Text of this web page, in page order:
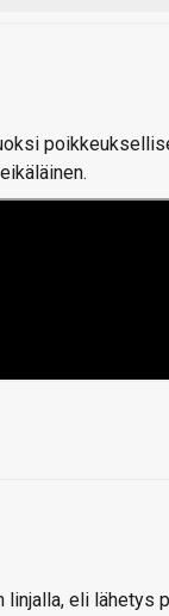
eli lähetys